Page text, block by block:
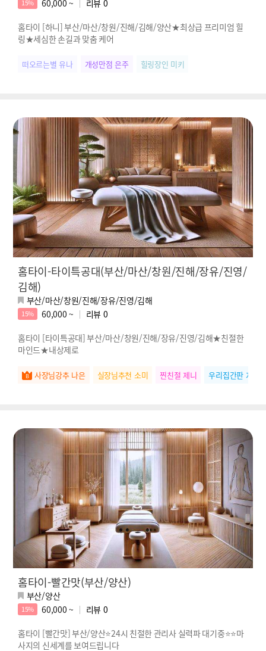
15% 60,000 ~ 리뷰 0
홈타이 [하니] 부산/마산/창원/진해/김해/양산★최상급 프리미엄 힐
링★세심한 손길과 맞춤 케어
떠오르는별 유나 개성만점 은주 힐링장인 미키
홈타이-타이특공대(부산/마산/창원/진해/장유/진영/
김해)
부산/마산/창원/진해/장유/진영/김해
15% 60,000 ~ 리뷰 0
홈타이 [타이특공대] 부산/마산/창원/진해/장유/진영/김해★친절한
마인드★내상제로
사장님강추 나은 실장님추천 소미 찐친절 제니 우리집간판 지나
홈타이-빨간맛(부산/양산)
부산/양산
15% 60,000 ~ 리뷰 0
홈타이 [빨간맛] 부산/양산⭐️24시 친절한 관리사 실력파 대기중⭐️⭐️마
사지의 신세계를 보여드립니다